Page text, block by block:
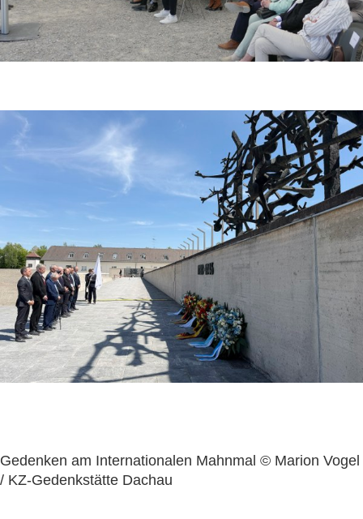
Gedenken am Internationalen Mahnmal © Marion Vogel
/ KZ-Gedenkstätte Dachau